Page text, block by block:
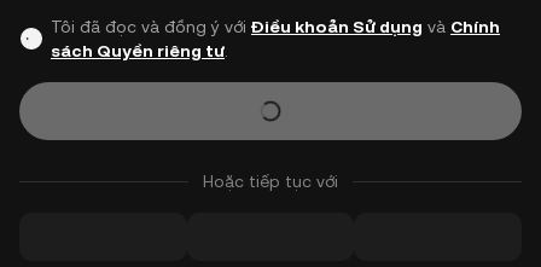
Tôi đã đọc và đồng ý với Điều khoản Sử dụng và Chính
sách Quyền riêng tư.
Hoặc tiếp tục với